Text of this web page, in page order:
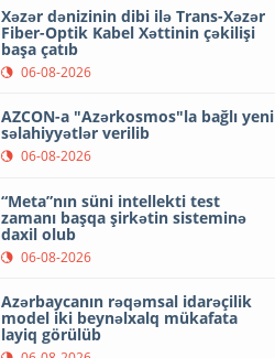
Xəzər dənizinin dibi ilə Trans-Xəzər
Fiber-Optik Kabel Xəttinin çəkilişi
başa çatıb
06-08-2026
AZCON-a "Azərkosmos"la bağlı yeni
səlahiyyətlər verilib
06-08-2026
“Meta”nın süni intellekti test
zamanı başqa şirkətin sisteminə
daxil olub
06-08-2026
Azərbaycanın rəqəmsal idarəçilik
model iki beynəlxalq mükafata
layiq görülüb